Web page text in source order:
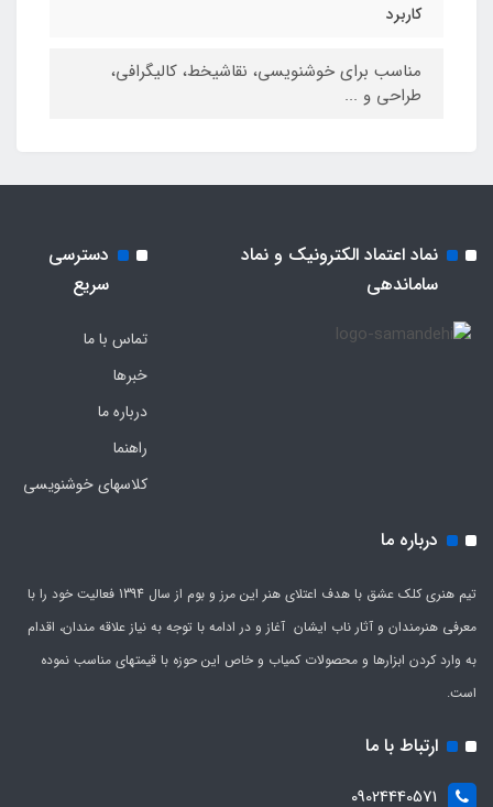
کاربرد
مناسب برای خوشنویسی، نقاشیخط، کالیگرافی،
طراحی و ...
نماد اعتماد الکترونیک و نماد
ساماندهی
دسترسی
سریع
تماس با ما
خبرها
درباره ما
راهنما
کلاسهای خوشنویسی
درباره ما
تیم هنری کلک عشق با هدف اعتلای هنر این مرز و بوم از سال 1394 فعالیت خود را با
معرفی هنرمندان و آثار ناب ایشان آغاز و در ادامه با توجه به نیاز علاقه مندان، اقدام
به وارد کردن ابزارها و محصولات کمیاب و خاص این حوزه با قیمتهای مناسب نموده
است.
ارتباط با ما
09024440571